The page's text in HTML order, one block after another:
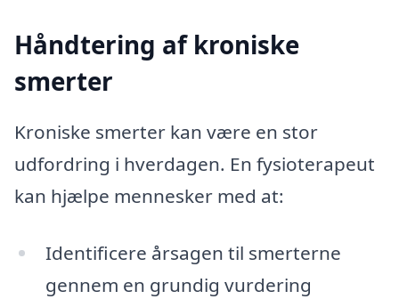
Håndtering af kroniske
smerter
Kroniske smerter kan være en stor
udfordring i hverdagen. En fysioterapeut
kan hjælpe mennesker med at:
Identificere årsagen til smerterne
gennem en grundig vurdering